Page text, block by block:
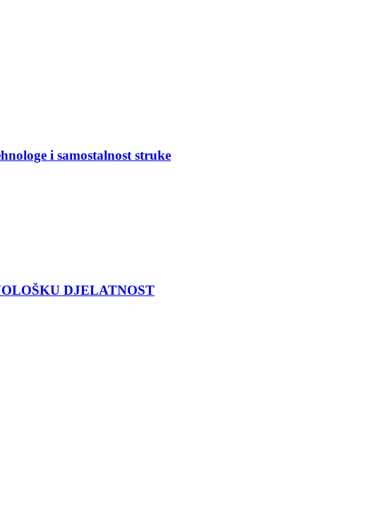
i samostalnost struke
DJELATNOST